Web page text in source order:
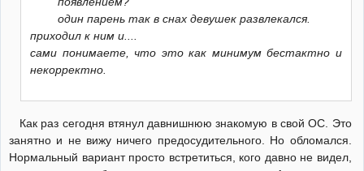
один парень так в снах девушек развлекался.
приходил к ним и....
сами понимаете, что это как минимум бестактно и
некорректно.
Как раз сегодня втянул давнишнюю знакомую в свой ОС. Это
занятно и не вижу ничего предосудительного. Но обломался.
Нормальный вариант просто встретиться, кого давно не видел,